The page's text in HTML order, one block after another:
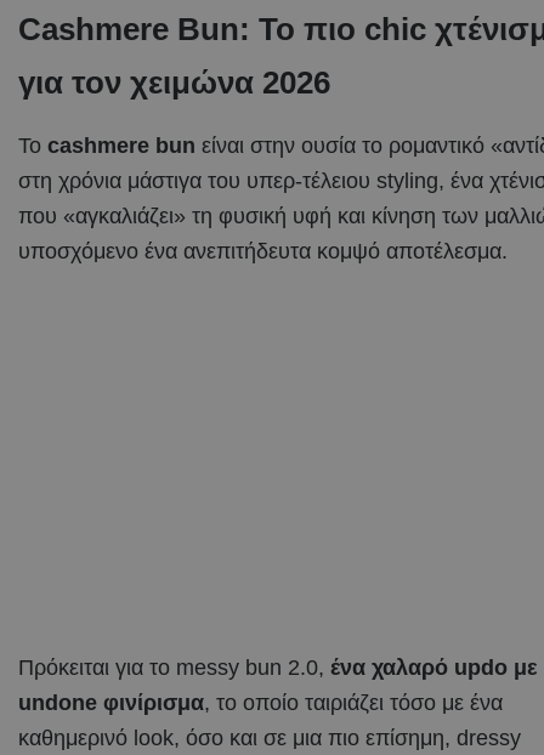
Cashmere Bun: Το πιο chic
για τον χειμώνα 2026
Το cashmere bun είναι στην ουσία το ρομαντικό
στη χρόνια μάστιγα του υπερ-τέλειου styling, ένα
που «αγκαλιάζει» τη φυσική υφή και κίνηση των
υποσχόμενο ένα ανεπιτήδευτα κομψό αποτέλεσμα.
Πρόκειται για το messy bun 2.0, ένα χαλαρό updo με
undone φινίρισμα, το οποίο ταιριάζει τόσο με ένα
καθημερινό look, όσο και σε μια πιο επίσημη, dressy